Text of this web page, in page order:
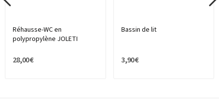
Réhausse-WC en
polypropylène JOLETI
28,00 €
Bassin de lit
3,90 €